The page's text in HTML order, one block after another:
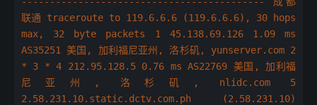
联通 traceroute to 119.6.6.6 (119.6.6.6), 30 hops
max, 32 byte packets 1 45.138.69.126 1.09 ms
AS35251 美国, 加利福尼亚州, 洛杉矶, yunserver.com 2
* 3 * 4 212.95.128.5 0.76 ms AS22769 美国, 加利福
尼亚州, 洛杉矶, nlidc.com 5
2.58.231.10.static.dctv.com.ph (2.58.231.10)